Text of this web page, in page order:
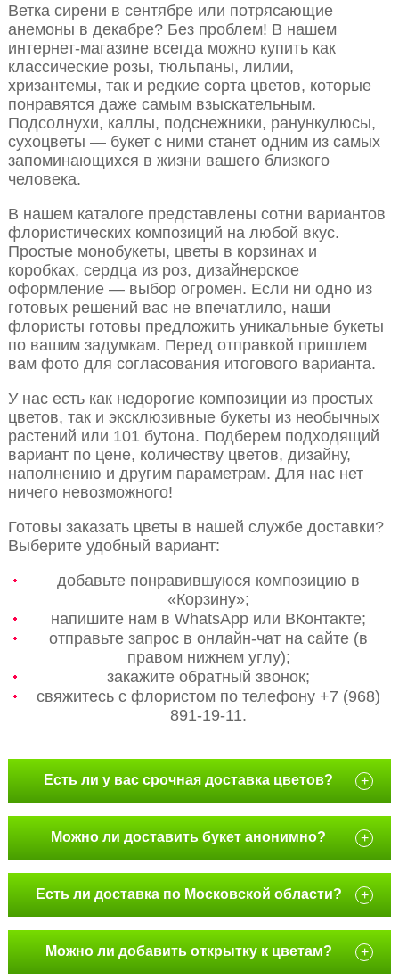
Ветка сирени в сентябре или потрясающие
анемоны в декабре? Без проблем! В нашем
интернет-магазине всегда можно купить как
классические розы, тюльпаны, лилии,
хризантемы, так и редкие сорта цветов, которые
понравятся даже самым взыскательным.
Подсолнухи, каллы, подснежники, ранункулюсы,
сухоцветы — букет с ними станет одним из самых
запоминающихся в жизни вашего близкого
человека.
В нашем каталоге представлены сотни вариантов
флористических композиций на любой вкус.
Простые монобукеты, цветы в корзинах и
коробках, сердца из роз, дизайнерское
оформление — выбор огромен. Если ни одно из
готовых решений вас не впечатлило, наши
флористы готовы предложить уникальные букеты
по вашим задумкам. Перед отправкой пришлем
вам фото для согласования итогового варианта.
У нас есть как недорогие композиции из простых
цветов, так и эксклюзивные букеты из необычных
растений или 101 бутона. Подберем подходящий
вариант по цене, количеству цветов, дизайну,
наполнению и другим параметрам. Для нас нет
ничего невозможного!
Готовы заказать цветы в нашей службе доставки?
Выберите удобный вариант:
добавьте понравившуюся композицию в
«Корзину»;
напишите нам в WhatsApp или ВКонтакте;
отправьте запрос в онлайн-чат на сайте (в
правом нижнем углу);
закажите обратный звонок;
свяжитесь с флористом по телефону +7 (968)
891-19-11.
Есть ли у вас срочная доставка цветов? +
Можно ли доставить букет анонимно? +
Есть ли доставка по Московской области? +
Можно ли добавить открытку к цветам? +